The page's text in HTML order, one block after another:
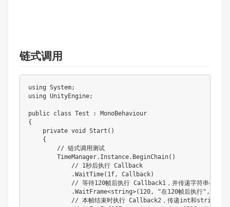
链式调用
using System;
using UnityEngine;
public class Test : MonoBehaviour
{
    private void Start()
    {
        // 链式调用测试
        TimeManager.Instance.BeginChain()
            // 1秒后执行 Callback
            .WaitTime(1f, Callback)
            // 等待120帧后执行 Callback1，并传递字符串参数
.WaitFrame<string>(120, "在120帧后执行",
            // 本帧结束时执行 Callback2，传递int和string参数